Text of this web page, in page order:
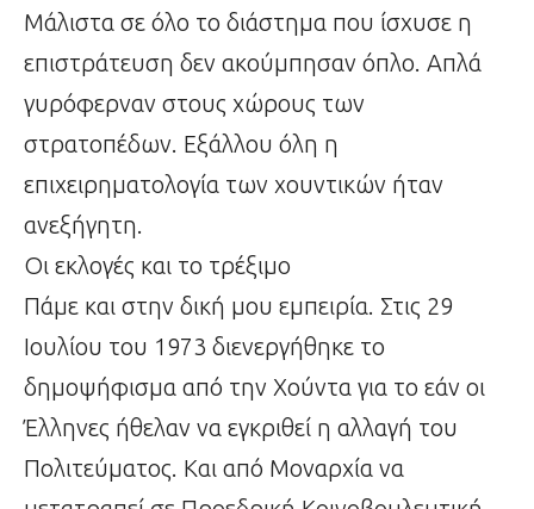
Μάλιστα σε όλο το διάστημα που ίσχυσε η
επιστράτευση δεν ακούμπησαν όπλο. Απλά
γυρόφερναν στους χώρους των
στρατοπέδων. Εξάλλου όλη η
επιχειρηματολογία των χουντικών ήταν
ανεξήγητη.
Οι εκλογές και το τρέξιμο
Πάμε και στην δική μου εμπειρία. Στις 29
Ιουλίου του 1973 διενεργήθηκε το
δημοψήφισμα από την Χούντα για το εάν οι
Έλληνες ήθελαν να εγκριθεί η αλλαγή του
Πολιτεύματος. Και από Μοναρχία να